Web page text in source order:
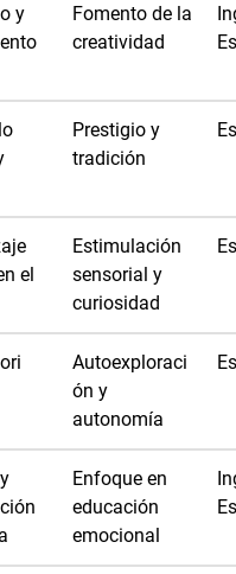
y
Fomento de la
creatividad
Prestigio y
tradición
el
Estimulación
sensorial y
curiosidad
Autoexploraci
ón y
autonomía
Enfoque en
educación
emocional